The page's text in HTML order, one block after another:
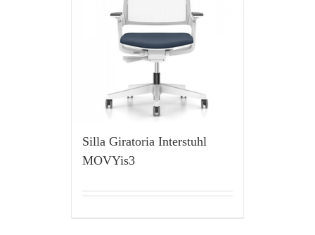
Silla Giratoria Interstuhl
MOVYis3